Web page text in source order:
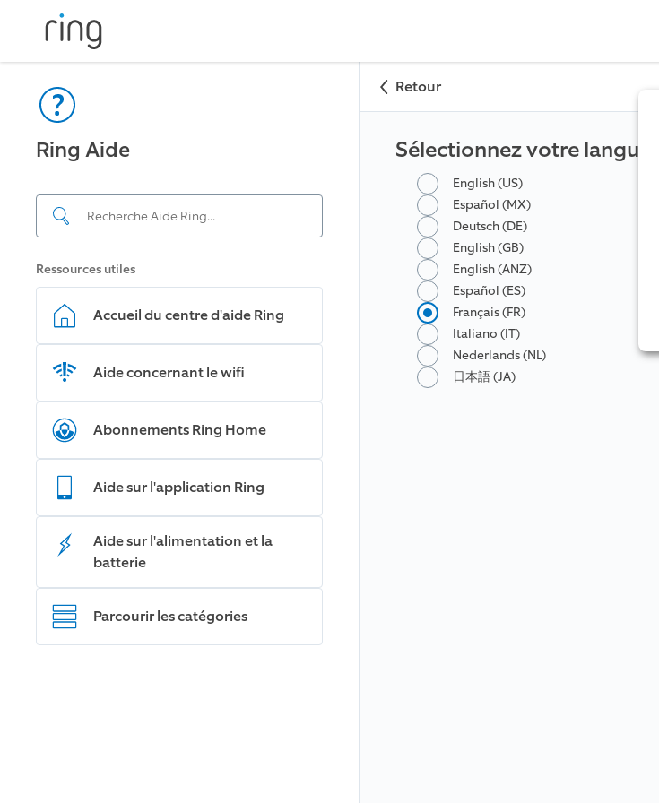
Ring Aide
Ressources utiles
Accueil du centre d'aide Ring
Aide concernant le wifi
Abonnements Ring Home
Aide sur l'application Ring
Aide sur l'alimentation et la
batterie
Parcourir les catégories
Retour
Sélectionnez votre langue
English (US)
Español (MX)
Deutsch (DE)
English (GB)
English (ANZ)
Español (ES)
Français (FR)
Italiano (IT)
Nederlands (NL)
日本語 (JA)